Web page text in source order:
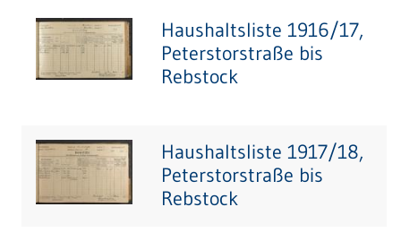
Haushaltsliste 1916/17,
Peterstorstraße bis
Rebstock
Haushaltsliste 1917/18,
Peterstorstraße bis
Rebstock